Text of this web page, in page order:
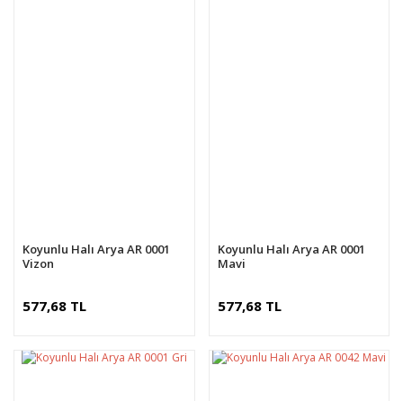
Koyunlu Halı Arya AR 0001
Vizon
577,68 TL
Koyunlu Halı Arya AR 0001
Mavi
577,68 TL